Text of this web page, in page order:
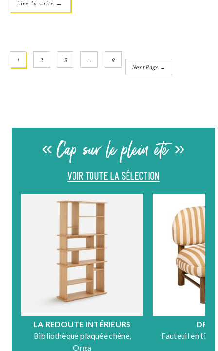
Lire la suite →
1 2 3
9
Next Page →
« Cap sur le plein été »
VOIR TOUTE LA SÉLECTION
LA REDOUTE INTÉRIEURS
Bibliothèque plaquée chêne,
Orga
Fauteuil en